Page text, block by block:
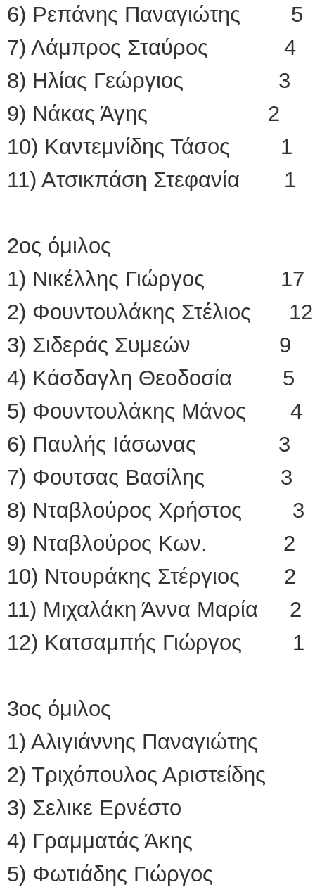
6) Ρεπάνης Παναγιώτης 5
7) Λάμπρος Σταύρος 4
8) Ηλίας Γεώργιος 3
9) Νάκας Άγης 2
10) Καντεμνίδης Τάσος 1
11) Ατσικπάση Στεφανία 1
2ος όμιλος
1) Νικέλλης Γιώργος 17
2) Φουντουλάκης Στέλιος 12
3) Σιδεράς Συμεών 9
4) Κάσδαγλη Θεοδοσία 5
5) Φουντουλάκης Μάνος 4
6) Παυλής Ιάσωνας 3
7) Φουτσας Βασίλης 3
8) Νταβλούρος Χρήστος 3
9) Νταβλούρος Κων. 2
10) Ντουράκης Στέργιος 2
11) Μιχαλάκη Άννα Μαρία 2
12) Κατσαμπής Γιώργος 1
3ος όμιλος
1) Αλιγιάννης
2) Τριχόπουλος
3) Σελικε Ερνέστο
4) Γραμματάς
5) Φωτιάδης